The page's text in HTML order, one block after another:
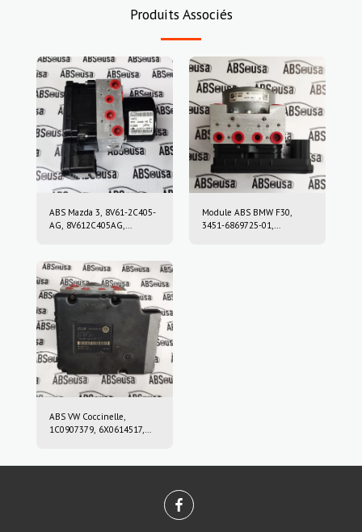
Produits Associés
ABS Mazda 3, 8V61-2C405-
AG, 8V612C405AG,
10096101153
Module ABS BMW F30,
3451-6869725-01,
ABS VW Coccinelle,
1C0907379, 6X0614517,
10020402224